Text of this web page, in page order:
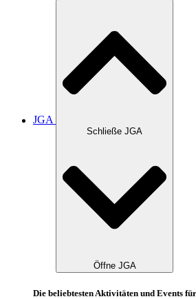
JGA
Schließe JGA
Öffne JGA
Die beliebtesten Aktivitäten und Events